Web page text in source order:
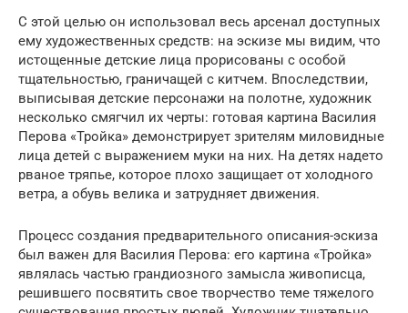
С этой целью он использовал весь арсенал доступных
ему художественных средств: на эскизе мы видим, что
истощенные детские лица прорисованы с особой
тщательностью, граничащей с китчем. Впоследствии,
выписывая детские персонажи на полотне, художник
несколько смягчил их черты: готовая картина Василия
Перова «Тройка» демонстрирует зрителям миловидные
лица детей с выражением муки на них. На детях надето
рваное тряпье, которое плохо защищает от холодного
ветра, а обувь велика и затрудняет движения.
Процесс создания предварительного описания-эскиза
был важен для Василия Перова: его картина «Тройка»
являлась частью грандиозного замысла живописца,
решившего посвятить свое творчество теме тяжелого